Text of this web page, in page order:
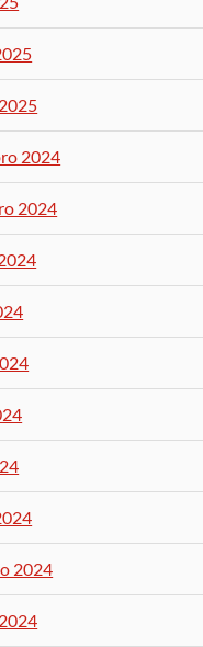
2024
2024
2024